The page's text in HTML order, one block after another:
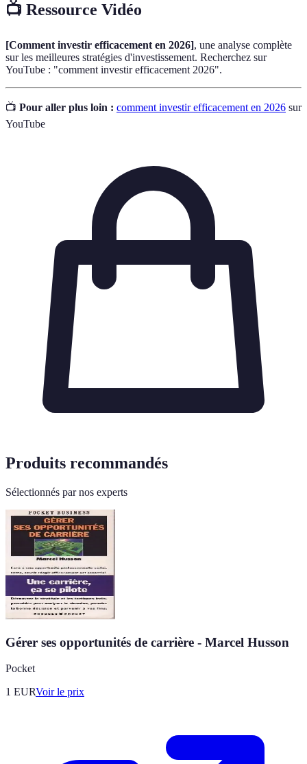
📺 Ressource Vidéo
[Comment investir efficacement en 2026], une analyse complète
sur les meilleures stratégies d'investissement. Recherchez sur
YouTube : "comment investir efficacement 2026".
📺 Pour aller plus loin : comment investir efficacement en 2026 sur
YouTube
Produits recommandés
Sélectionnés par nos experts
Gérer ses opportunités de carrière - Marcel Husson
Pocket
1 EURVoir le prix